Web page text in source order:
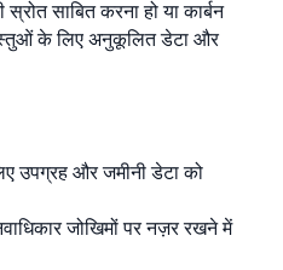
साबित करना हो या कार्बन
वस्तुओं के लिए अनुकूलित डेटा और
उपग्रह और जमीनी डेटा को
जोखिमों पर नज़र रखने में